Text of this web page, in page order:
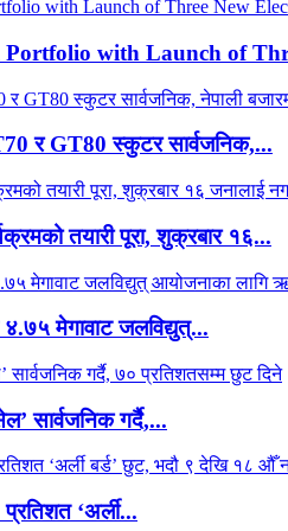
with Launch of
र GT80 स्कुटर सार्वजनिक,...
तयारी पूरा, शुक्रबार १६...
मेगावाट जलविद्युत्...
सार्वजनिक गर्दै,...
‘अर्ली...